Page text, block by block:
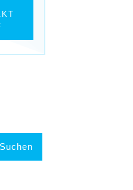
Suchen